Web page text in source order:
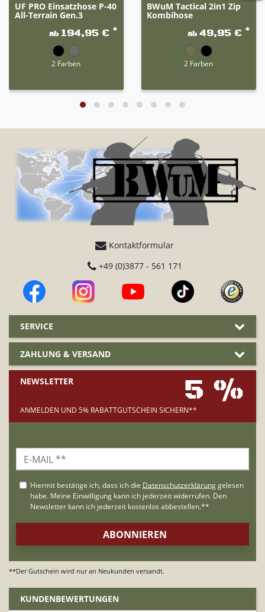
UF PRO Einsatzhose P-40
All-Terrain Gen.3
ab 194,95 € *
2 Farben
BWuM Tactical 2in1 Zip
Kombihose
ab 49,95 € *
2 Farben
Kontaktformular
+49 (0)3877 - 561 171
SERVICE
ZAHLUNG & VERSAND
NEWSLETTER 5 %
ANMELDEN UND 5% RABATTGUTSCHEIN SICHERN**
**Der Gutschein wird nur an Neukunden versandt.
KUNDENBEWERTUNGEN